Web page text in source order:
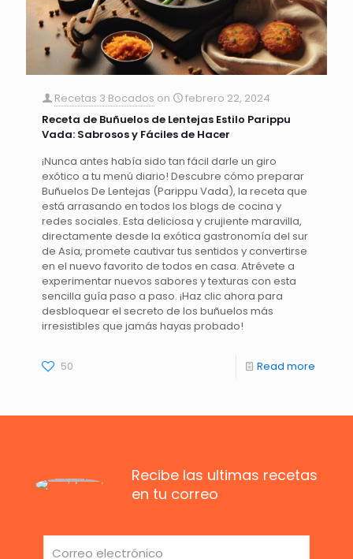
Recetas 3 Bocados on
febrero 22, 2024
Receta de Buñuelos de Lentejas Estilo Parippu
Vada: Sabrosos y Fáciles de Hacer
¡Nunca antes había sido tan fácil darle un giro
exótico a tu menú diario! Descubre cómo preparar
Buñuelos De Lentejas (Parippu Vada), la receta que
está arrasando en todos los blogs de cocina y
redes sociales. Esta deliciosa y crujiente maravilla,
directamente desde la exótica gastronomía del sur
de Asia, promete cautivar tus sentidos y convertirse
en el nuevo favorito de todos en casa. Atrévete a
experimentar nuevos sabores y texturas con esta
sencilla guía paso a paso. ¡Haz clic ahora para
desbloquear el secreto de los buñuelos más
irresistibles que jamás hayas probado!
50 Read more
Recibe las ultimas recetas
en tu correo